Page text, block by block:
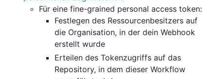
Für eine fine-grained personal access token:
Festlegen des Ressourcenbesitzers auf
die Organisation, in der dein Webhook
erstellt wurde
Erteilen des Tokenzugriffs auf das
Repository, in dem dieser Workflow